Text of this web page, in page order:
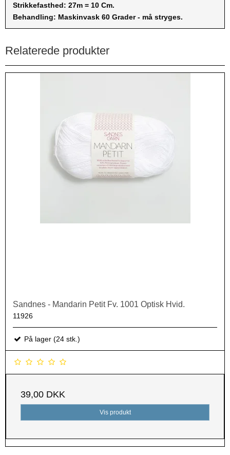
Strikkefasthed: 27m = 10 Cm.
Behandling: Maskinvask 60 Grader - må stryges.
Relaterede produkter
Sandnes - Mandarin Petit Fv. 1001 Optisk Hvid.
11926
På lager (24 stk.)
39,00 DKK
Vis produkt